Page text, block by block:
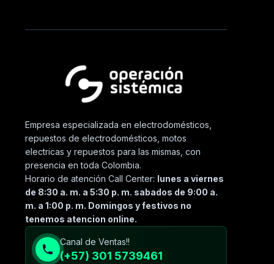
Empresa especializada en electrodomésticos,
repuestos de electrodomésticos, motos
electricas y repuestos para las mismas, con
presencia en toda Colombia.
Horario de atención Call Center: lunes a viernes
de 8:30 a. m. a 5:30 p. m. sabados de 9:00 a.
m. a 1:00 p. m. Domingos y festivos no
tenemos atencion online.
Canal de Ventas!!
(+57) 301 5739461